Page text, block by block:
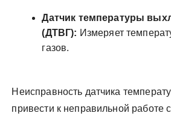
Датчик температуры
(ДТВГ): Измеряет
газов.
Неисправность датчика
привести к неправильной работе